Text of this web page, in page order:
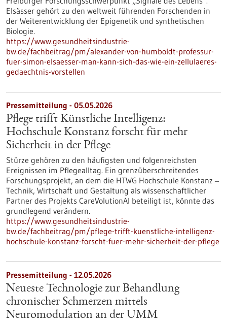
Elsässer gehört zu den weltweit führenden Forschenden in
der Weiterentwicklung der Epigenetik und synthetischen
Biologie.
https://www.gesundheitsindustrie-
bw.de/fachbeitrag/pm/alexander-von-humboldt-professur-
fuer-simon-elsaesser-man-kann-sich-das-wie-ein-zellulaeres-
gedaechtnis-vorstellen
Pressemitteilung - 05.05.2026
Pflege trifft Künstliche Intelligenz:
Hochschule Konstanz forscht für mehr
Sicherheit in der Pflege
Stürze gehören zu den häufigsten und folgenreichsten
Ereignissen im Pflegealltag. Ein grenzüberschreitendes
Forschungsprojekt, an dem die HTWG Hochschule Konstanz ‒
Technik, Wirtschaft und Gestaltung als wissenschaftlicher
Partner des Projekts CareVolutionAI beteiligt ist, könnte das
grundlegend verändern.
https://www.gesundheitsindustrie-
bw.de/fachbeitrag/pm/pflege-trifft-kuenstliche-intelligenz-
hochschule-konstanz-forscht-fuer-mehr-sicherheit-der-pflege
Pressemitteilung - 12.05.2026
Neueste Technologie zur Behandlung
chronischer Schmerzen mittels
Neuromodulation an der UMM